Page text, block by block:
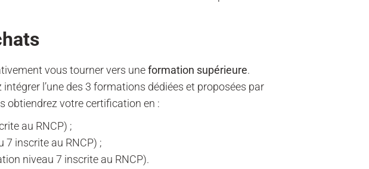
vous tourner vers uneformation supérieure.
l’une des 3 formations dédiées et proposées par
obtiendrez votre certification en :
au RNCP) ;
inscrite au RNCP) ;
niveau 7 inscrite au RNCP).